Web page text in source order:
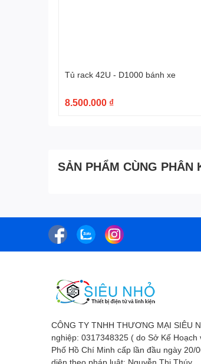
Tủ rack 42U - D1000 bánh xe
8.500.000 ₫
SẢN PHẨM CÙNG PHÂN
CÔNG TY TNHH THƯƠNG MẠI SIÊU
nghiệp: 0317348325 ( do Sở Kế
Phố Hồ Chí Minh cấp lần đầu ngày 20/
diện theo pháp luật: Nguyễn Thị Thúy